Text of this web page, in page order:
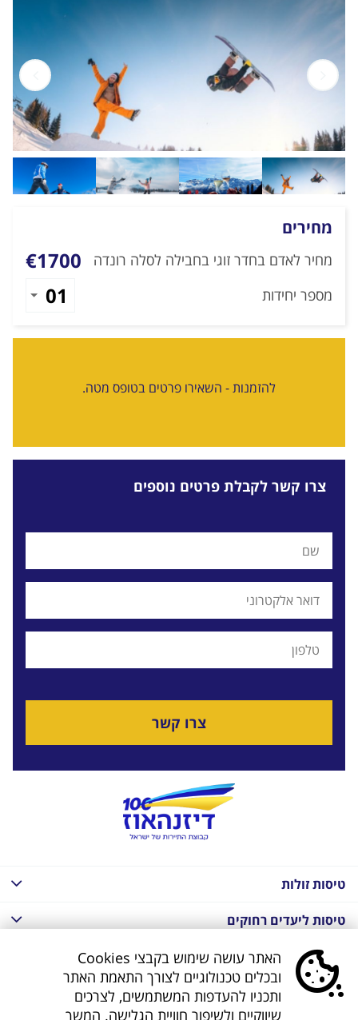
מחירים
מחיר לאדם בחדר זוגי בחבילה לסלה רונדה €1700
מספר יחידות
להזמנות - השאירו פרטים בטופס מטה.
צרו קשר לקבלת פרטים נוספים
צרו קשר
טיסות זולות
טיסות ליעדים רחוקים
חבילות נופש בחו"ל
חבילות נופש בחו"ל
האתר עושה שימוש בקבצי Cookies
ובכלים טכנולוגיים לצורך התאמת האתר
ותכניו להעדפות המשתמשים, לצרכים
שיווקיים ולשיפור חוויית הגלישה. המשך